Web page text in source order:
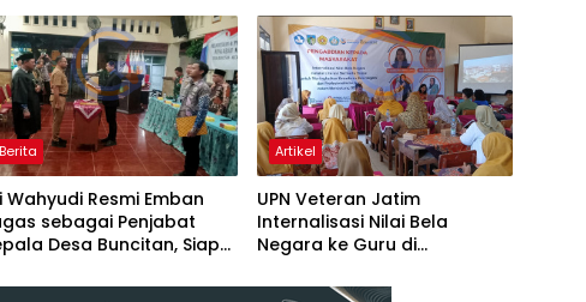
Jalur Hukum”
Berita
Wahyudi Resmi Emban
sebagai Penjabat
Desa Buncitan, Siap
Artikel
UPN Veteran Jatim
Internalisasi Nilai Bela
Negara ke Guru di